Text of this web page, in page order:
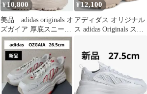
¥10,800
美品 adidas originals オ
ズガイア 厚底スニーカ
ー
¥12,100
アディダス オリジナル
ス adidas Originals スニ
IG6050